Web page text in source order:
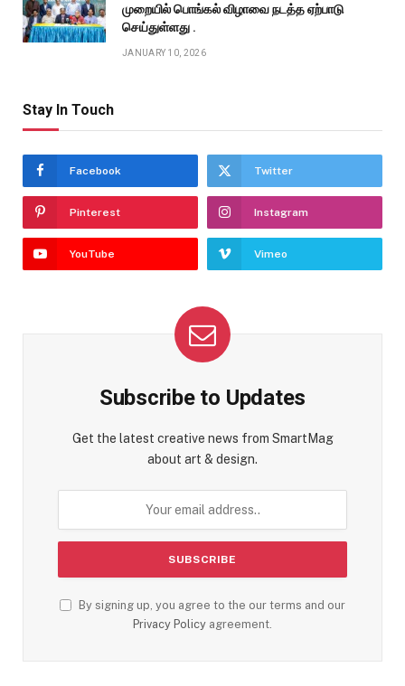
முறையில் பொங்கல் விழாவை நடத்த ஏற்பாடு
செய்துள்ளது .
JANUARY 10, 2026
Stay In Touch
Facebook Twitter
Pinterest Instagram
YouTube Vimeo
Subscribe to Updates
Get the latest creative news from SmartMag
about art & design.
By signing up, you agree to the our terms and our
Privacy Policy agreement.